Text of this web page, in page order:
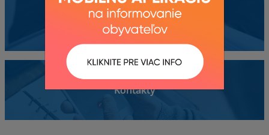
Dokumenty
Kontakty